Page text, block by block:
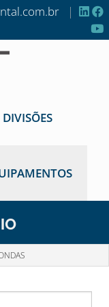
|
DIVISÕES